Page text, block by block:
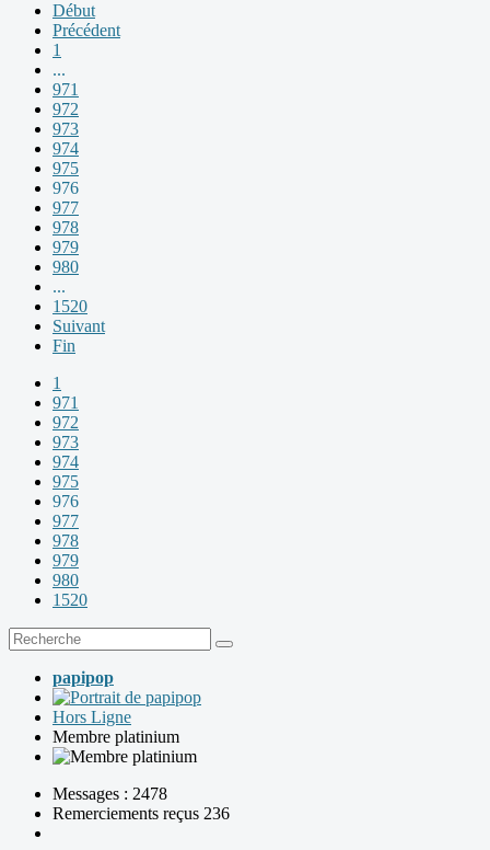
Début
Précédent
1
...
971
972
973
974
975
976
977
978
979
980
...
1520
Suivant
Fin
1
971
972
973
974
975
976
977
978
979
980
1520
papipop
Hors Ligne
Membre platinium
Messages : 2478
Remerciements reçus 236